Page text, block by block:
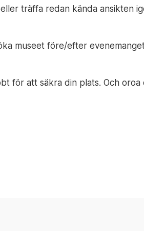
träffa redan kända ansikten
museet före/efter
för att säkra din plats. Och